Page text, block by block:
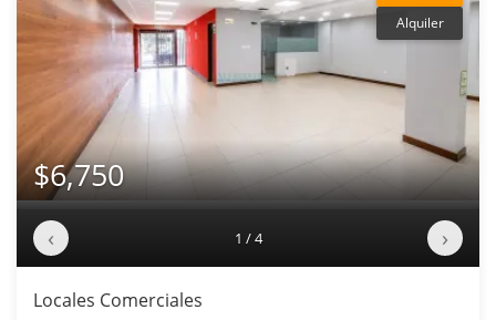
Alquiler
$6,750
‹ 1 / 4 ›
Locales Comerciales